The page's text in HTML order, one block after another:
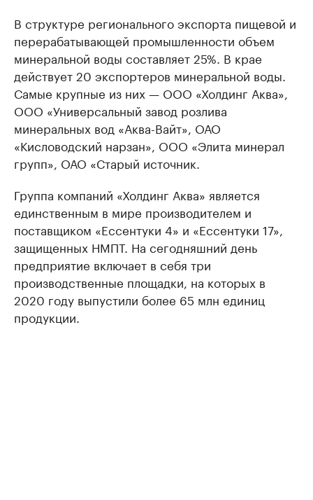
В структуре регионального экспорта пищевой и
перерабатывающей промышленности объем
минеральной воды составляет 25%. В крае
действует 20 экспортеров минеральной воды.
Самые крупные из них — ООО «Холдинг Аква»,
ООО «Универсальный завод розлива
минеральных вод «Аква-Вайт», ОАО
«Кисловодский нарзан», ООО «Элита минерал
групп», ОАО «Старый источник.
Группа компаний «Холдинг Аква» является
единственным в мире производителем и
поставщиком «Ессентуки 4» и «Ессентуки 17»,
защищенных НМПТ. На сегодняшний день
предприятие включает в себя три
производственные площадки, на которых в
2020 году выпустили более 65 млн единиц
продукции.